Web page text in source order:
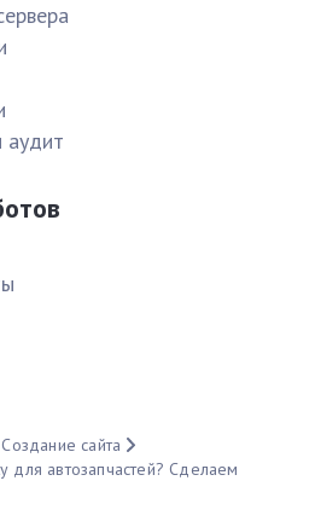
аудит
Создание сайта
для автозапчастей? Сделаем